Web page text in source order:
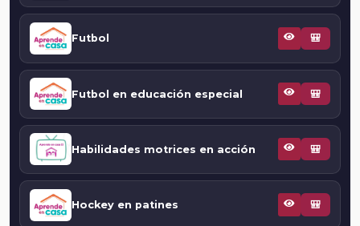
Futbol 🎒
Futbol en educación especial 🎒
Habilidades motrices en acción 🎒
Hockey en patines 🎒